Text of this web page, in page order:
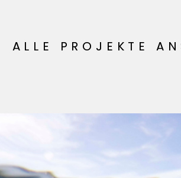
ALLE PROJEKTE